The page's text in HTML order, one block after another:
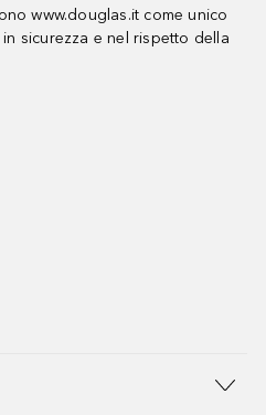
www.douglas.it come unico
sicurezza e nel rispetto della